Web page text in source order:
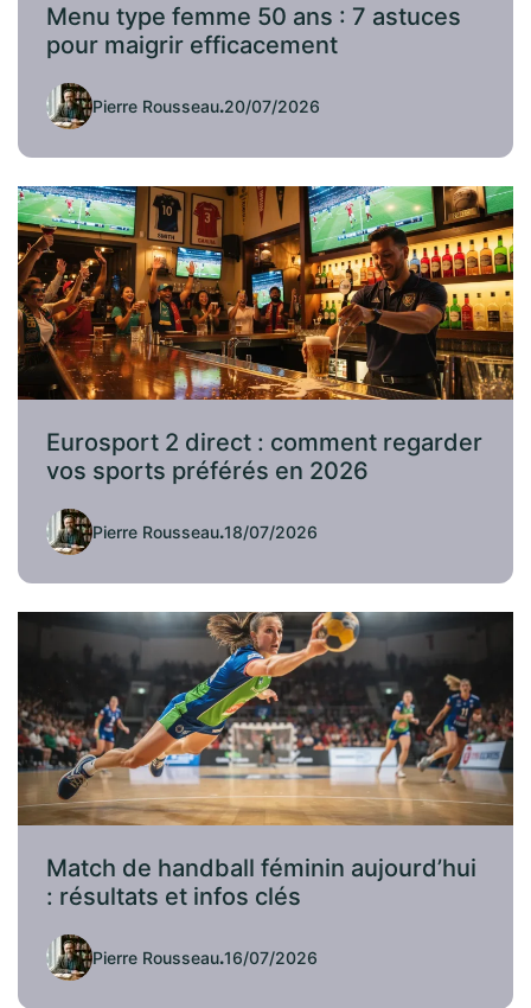
Menu type femme 50 ans : 7 astuces
pour maigrir efficacement
Pierre Rousseau.20/07/2026
Eurosport 2 direct : comment regarder
vos sports préférés en 2026
Pierre Rousseau.18/07/2026
Match de handball féminin aujourd’hui
: résultats et infos clés
Pierre Rousseau.16/07/2026